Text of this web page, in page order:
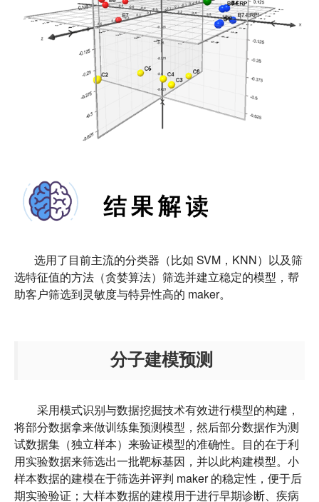
选用了目前主流的分类器（比如 SVM，KNN）以及筛
选特征值的方法（贪婪算法）筛选并建立稳定的模型，帮
助客户筛选到灵敏度与特异性高的 maker。
分子建模预测
采用模式识别与数据挖掘技术有效进行模型的构建，
将部分数据拿来做训练集预测模型，然后部分数据作为测
试数据集（独立样本）来验证模型的准确性。目的在于利
用实验数据来筛选出一批靶标基因，并以此构建模型。小
样本数据的建模在于筛选并评判 maker 的稳定性，便于后
期实验验证；大样本数据的建模用于进行早期诊断、疾病